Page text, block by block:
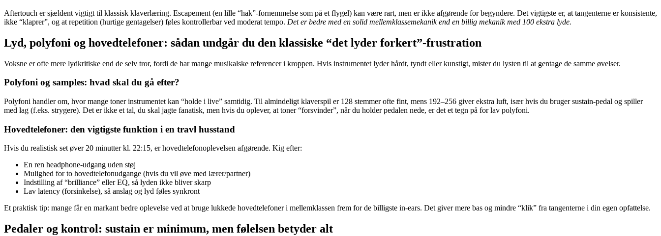
Aftertouch er sjældent vigtigt til klassisk klaverlæring. Escapement (en lille “hak”-fornemmelse som på et flygel) kan være rart, men er ikke afgørende for begyndere. Det vigtigste er, at tangenterne er konsistente,
ikke “klaprer”, og at repetition (hurtige gentagelser) føles kontrollerbar ved moderat tempo. Det er bedre med en solid mellemklassemekanik end en billig mekanik med 100 ekstra lyde.
Lyd, polyfoni og hovedtelefoner: sådan undgår du den klassiske “det lyder forkert”-frustration
Voksne er ofte mere lydkritiske end de selv tror, fordi de har mange musikalske referencer i kroppen. Hvis instrumentet lyder hårdt, tyndt eller kunstigt, mister du lysten til at gentage de samme øvelser.
Polyfoni og samples: hvad skal du gå efter?
Polyfoni handler om, hvor mange toner instrumentet kan “holde i live” samtidig. Til almindeligt klaverspil er 128 stemmer ofte fint, mens 192–256 giver ekstra luft, især hvis du bruger sustain-pedal og spiller
med lag (f.eks. strygere). Det er ikke et tal, du skal jagte fanatisk, men hvis du oplever, at toner “forsvinder”, når du holder pedalen nede, er det et tegn på for lav polyfoni.
Hovedtelefoner: den vigtigste funktion i en travl husstand
Hvis du realistisk set øver 20 minutter kl. 22:15, er hovedtelefonoplevelsen afgørende. Kig efter:
En ren headphone-udgang uden støj
Mulighed for to hovedtelefonudgange (hvis du vil øve med lærer/partner)
Indstilling af “brilliance” eller EQ, så lyden ikke bliver skarp
Lav latency (forsinkelse), så anslag og lyd føles synkront
Et praktisk tip: mange får en markant bedre oplevelse ved at bruge lukkede hovedtelefoner i mellemklassen frem for de billigste in-ears. Det giver mere bas og mindre “klik” fra tangenterne i din egen opfattelse.
Pedaler og kontrol: sustain er minimum, men følelsen betyder alt